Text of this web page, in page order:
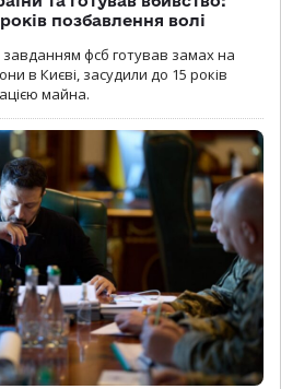
позбавлення волі
завданням фсб готував замах на
в Києві, засудили до 15 років
майна.